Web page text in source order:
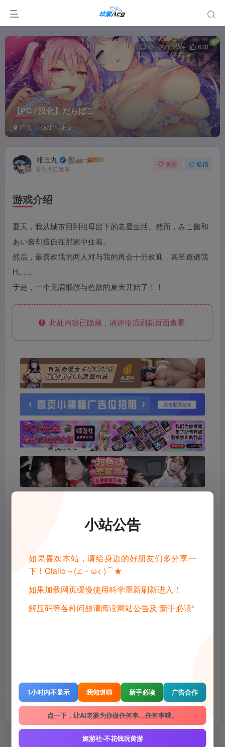
【PC / 汉化】だらぱこ
首页 Gal 正文
42 1.3W+ 678
绯玉丸
6个月前发布
关注 私信
游戏介绍
夏天，我从城市回到祖母留下的老屋生活。然而，みこ酱和
あい酱却擅自在那家中住着。
然后，最喜欢我的两人对与我的再会十分欢迎，甚至邀请我
H……
于是，一个充满懒散与色欲的夏天开始了！！
此处内容已隐藏，请评论后刷新页面查看.
1 · 内容来源于网络，仅供学习交流，请下载后24小时进行删除
2 · 直播录播，请去汉化相关原地址查看和申请授权
3 · 转载请去原帖查看和申请授权，禁止转本站原档，请重新压制，切
4 · 如遇到内容侵权等问题，请邮箱联系管理员，将及时予以删除
5 · 所有言论和图片仅代表用户其自身，不代表网站立场
THE END
点赞678 赞赏 收藏5
小站公告
如果喜欢本站，请给身边的好朋友们多分享一
下！Ciallo～(∠・ω< )⌒★
如果加载网页缓慢使用科学重新刷新进入！
解压码等各种问题请阅读网站公告及“新手必读”
1小时内不显示 我知道啦 新手必读 广告合作
点一下，让AI老婆为你做任何事…任何事哦。
姬游社-不花钱玩黄游